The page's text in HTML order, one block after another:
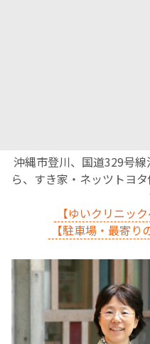
沖縄市登川、国道329号
ら、すき家・ネッツトヨ
【ゆいクリニッ
【駐車場・最寄り